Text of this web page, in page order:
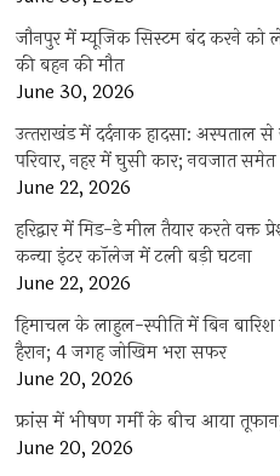
जौनपुर में म्यूजिक सिस्टम बंद करने को
की बहन की मौत
June 30, 2026
उत्‍तराखंड में दर्दनाक हादसा: अस्पताल
परिवार, नहर में घुसी कार; नवजात
June 22, 2026
हरिद्वार में मिड-डे मील तैयार करते
कन्या इंटर कॉलेज में टली बड़ी घटना
June 22, 2026
हिमाचल के लाहुल-स्पीति में बिन
हैरान; 4 जगह जोखिम भरा सफर
June 20, 2026
फ्रांस में भीषण गर्मी के बीच आया
June 20, 2026